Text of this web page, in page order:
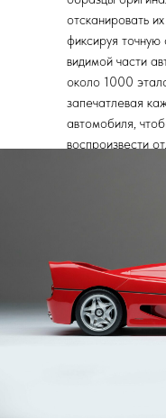
отсканировать
фиксируя
видимой части
около 1000
запечатлевая
автомобиля,
воспроизвести